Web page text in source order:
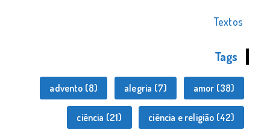
Textos
Tags
advento (8) alegria (7) amor (38)
ciência (21) ciência e religião (42)